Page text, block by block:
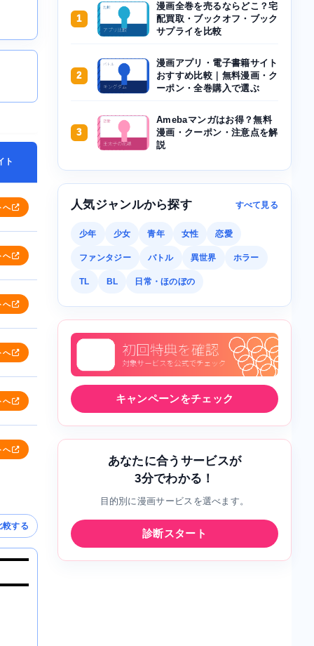
ト
へ
へ
へ
へ
へ
へ
較する
1
漫画全巻を売るならどこ？宅
配買取・ブックオフ・ブック
サプライを比較
2
漫画アプリ・電子書籍サイト
おすすめ比較｜無料漫画・ク
ーポン・全巻購入で選ぶ
3
Amebaマンガはお得？無料
漫画・クーポン・注意点を解
説
人気ジャンルから探す すべて見る
少年 少女 青年 女性 恋愛
ファンタジー バトル 異世界 ホラー
TL BL 日常・ほのぼの
キャンペーンをチェック
あなたに合うサービスが
3分でわかる！
目的別に漫画サービスを選べます。
診断スタート